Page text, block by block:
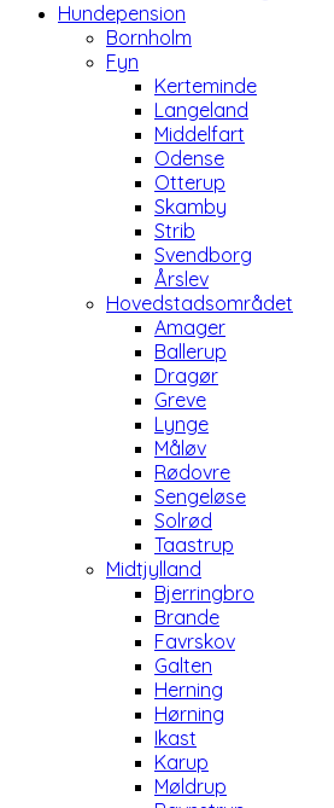
Hundepension
Bornholm
Fyn
Kerteminde
Langeland
Middelfart
Odense
Otterup
Skamby
Strib
Svendborg
Årslev
Hovedstadsområdet
Amager
Ballerup
Dragør
Greve
Lynge
Måløv
Rødovre
Sengeløse
Solrød
Taastrup
Midtjylland
Bjerringbro
Brande
Favrskov
Galten
Herning
Hørning
Ikast
Karup
Møldrup